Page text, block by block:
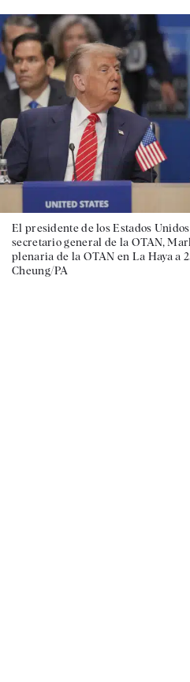
El presidente de los Estados
secretario general de la OTAN,
plenaria de la OTAN en La Haya a
Cheung/PA